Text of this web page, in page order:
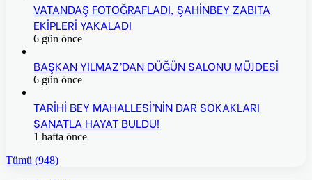
VATANDAŞ FOTOĞRAFLADI, ŞAHİNBEY ZABITA
EKİPLERİ YAKALADI
6 gün önce
BAŞKAN YILMAZ’DAN DÜĞÜN SALONU MÜJDESİ
6 gün önce
TARİHİ BEY MAHALLESİ’NİN DAR SOKAKLARI
SANATLA HAYAT BULDU!
1 hafta önce
Tümü (948)